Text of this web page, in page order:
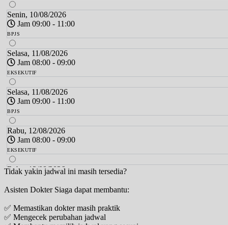
Senin, 10/08/2026
Jam 09:00 - 11:00
BPJS
Selasa, 11/08/2026
Jam 08:00 - 09:00
EKSEKUTIF
Selasa, 11/08/2026
Jam 09:00 - 11:00
BPJS
Rabu, 12/08/2026
Jam 08:00 - 09:00
EKSEKUTIF
Rabu, 12/08/2026
Jam 09:00 - 10:00
BPJS
Kamis, 13/08/2026
Jam 08:00 - 09:00
Tidak yakin jadwal ini masih tersedia?
Asisten Dokter Siaga dapat membantu:
✅ Memastikan dokter masih praktik
✅ Mengecek perubahan jadwal